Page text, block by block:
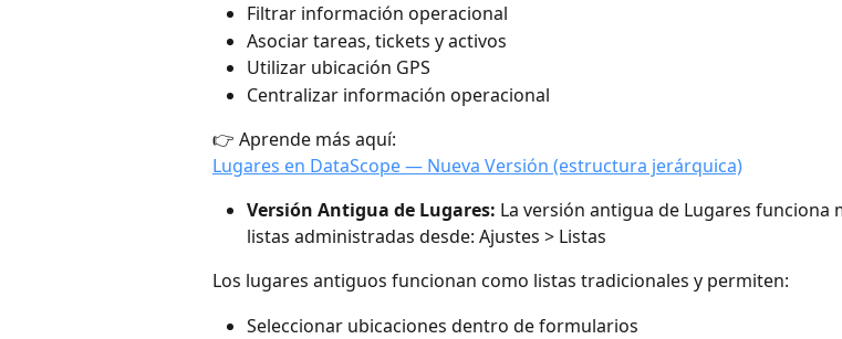
Filtrar información operacional
Asociar tareas, tickets y activos
Utilizar ubicación GPS
Centralizar información operacional
👉 Aprende más aquí:
Lugares en DataScope — Nueva Versión (estructura jerárquica)
Versión Antigua de Lugares: La versión antigua de Lugares funciona
listas administradas desde: Ajustes > Listas
Los lugares antiguos funcionan como listas tradicionales y permiten:
Seleccionar ubicaciones dentro de formularios